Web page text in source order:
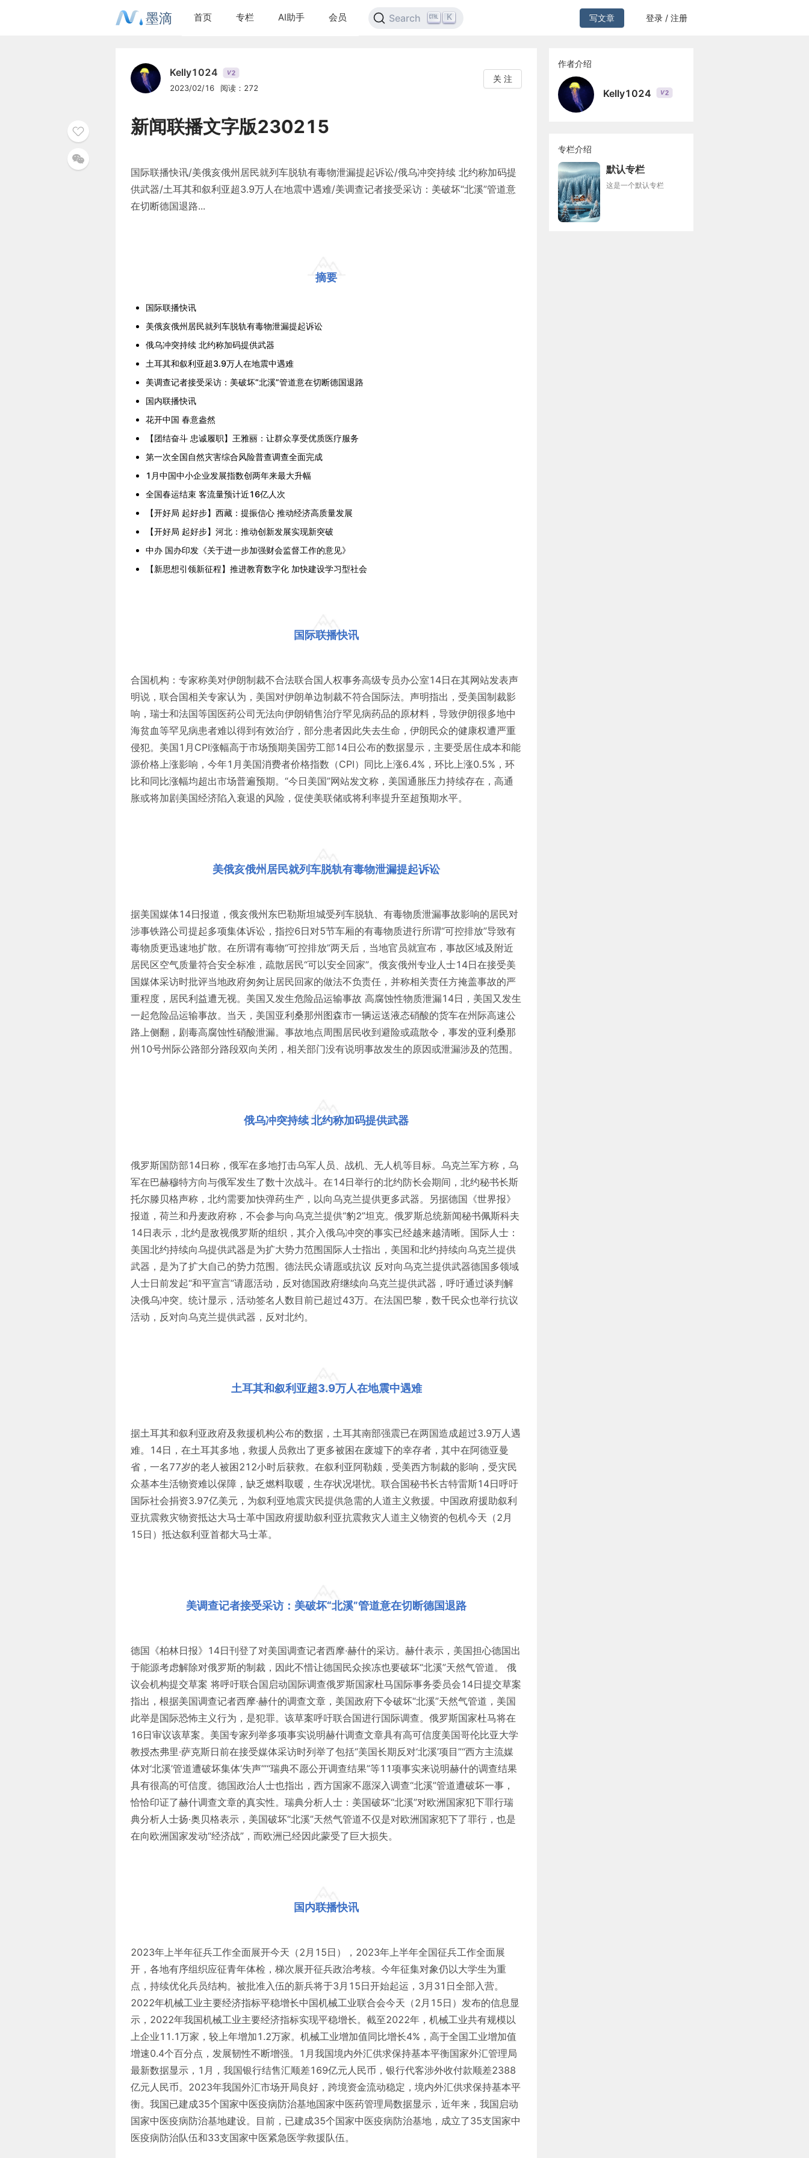
墨滴 首页 专栏 AI助手 会员 Search K 写文章 登录 / 注册
Kelly1024 V2
2023/02/16 阅读：272
关 注
新闻联播文字版230215
国际联播快讯/美俄亥俄州居民就列车脱轨有毒物泄漏提起诉讼/俄乌冲突持续 北约称加码提
供武器/土耳其和叙利亚超3.9万人在地震中遇难/美调查记者接受采访：美破坏“北溪”管道意
在切断德国退路...
摘要
国际联播快讯
美俄亥俄州居民就列车脱轨有毒物泄漏提起诉讼
俄乌冲突持续 北约称加码提供武器
土耳其和叙利亚超3.9万人在地震中遇难
美调查记者接受采访：美破坏“北溪”管道意在切断德国退路
国内联播快讯
花开中国 春意盎然
【团结奋斗 忠诚履职】王雅丽：让群众享受优质医疗服务
第一次全国自然灾害综合风险普查调查全面完成
1月中国中小企业发展指数创两年来最大升幅
全国春运结束 客流量预计近16亿人次
【开好局 起好步】西藏：提振信心 推动经济高质量发展
【开好局 起好步】河北：推动创新发展实现新突破
中办 国办印发《关于进一步加强财会监督工作的意见》
【新思想引领新征程】推进教育数字化 加快建设学习型社会
国际联播快讯
合国机构：专家称美对伊朗制裁不合法联合国人权事务高级专员办公室14日在其网站发表声
明说，联合国相关专家认为，美国对伊朗单边制裁不符合国际法。声明指出，受美国制裁影
响，瑞士和法国等国医药公司无法向伊朗销售治疗罕见病药品的原材料，导致伊朗很多地中
海贫血等罕见病患者难以得到有效治疗，部分患者因此失去生命，伊朗民众的健康权遭严重
侵犯。美国1月CPI涨幅高于市场预期美国劳工部14日公布的数据显示，主要受居住成本和能
源价格上涨影响，今年1月美国消费者价格指数（CPI）同比上涨6.4%，环比上涨0.5%，环
比和同比涨幅均超出市场普遍预期。“今日美国”网站发文称，美国通胀压力持续存在，高通
胀或将加剧美国经济陷入衰退的风险，促使美联储或将利率提升至超预期水平。
美俄亥俄州居民就列车脱轨有毒物泄漏提起诉讼
据美国媒体14日报道，俄亥俄州东巴勒斯坦城受列车脱轨、有毒物质泄漏事故影响的居民对
涉事铁路公司提起多项集体诉讼，指控6日对5节车厢的有毒物质进行所谓“可控排放”导致有
毒物质更迅速地扩散。在所谓有毒物“可控排放”两天后，当地官员就宣布，事故区域及附近
居民区空气质量符合安全标准，疏散居民“可以安全回家”。俄亥俄州专业人士14日在接受美
国媒体采访时批评当地政府匆匆让居民回家的做法不负责任，并称相关责任方掩盖事故的严
重程度，居民利益遭无视。美国又发生危险品运输事故 高腐蚀性物质泄漏14日，美国又发生
一起危险品运输事故。当天，美国亚利桑那州图森市一辆运送液态硝酸的货车在州际高速公
路上侧翻，剧毒高腐蚀性硝酸泄漏。事故地点周围居民收到避险或疏散令，事发的亚利桑那
州10号州际公路部分路段双向关闭，相关部门没有说明事故发生的原因或泄漏涉及的范围。
俄乌冲突持续 北约称加码提供武器
俄罗斯国防部14日称，俄军在多地打击乌军人员、战机、无人机等目标。乌克兰军方称，乌
军在巴赫穆特方向与俄军发生了数十次战斗。在14日举行的北约防长会期间，北约秘书长斯
托尔滕贝格声称，北约需要加快弹药生产，以向乌克兰提供更多武器。另据德国《世界报》
报道，荷兰和丹麦政府称，不会参与向乌克兰提供“豹2”坦克。俄罗斯总统新闻秘书佩斯科夫
14日表示，北约是敌视俄罗斯的组织，其介入俄乌冲突的事实已经越来越清晰。国际人士：
美国北约持续向乌提供武器是为扩大势力范围国际人士指出，美国和北约持续向乌克兰提供
武器，是为了扩大自己的势力范围。德法民众请愿或抗议 反对向乌克兰提供武器德国多领域
人士日前发起“和平宣言”请愿活动，反对德国政府继续向乌克兰提供武器，呼吁通过谈判解
决俄乌冲突。统计显示，活动签名人数目前已超过43万。在法国巴黎，数千民众也举行抗议
活动，反对向乌克兰提供武器，反对北约。
土耳其和叙利亚超3.9万人在地震中遇难
据土耳其和叙利亚政府及救援机构公布的数据，土耳其南部强震已在两国造成超过3.9万人遇
难。14日，在土耳其多地，救援人员救出了更多被困在废墟下的幸存者，其中在阿德亚曼
省，一名77岁的老人被困212小时后获救。在叙利亚阿勒颇，受美西方制裁的影响，受灾民
众基本生活物资难以保障，缺乏燃料取暖，生存状况堪忧。联合国秘书长古特雷斯14日呼吁
国际社会捐资3.97亿美元，为叙利亚地震灾民提供急需的人道主义救援。中国政府援助叙利
亚抗震救灾物资抵达大马士革中国政府援助叙利亚抗震救灾人道主义物资的包机今天（2月
15日）抵达叙利亚首都大马士革。
美调查记者接受采访：美破坏“北溪”管道意在切断德国退路
德国《柏林日报》14日刊登了对美国调查记者西摩·赫什的采访。赫什表示，美国担心德国出
于能源考虑解除对俄罗斯的制裁，因此不惜让德国民众挨冻也要破坏“北溪”天然气管道。 俄
议会机构提交草案 将呼吁联合国启动国际调查俄罗斯国家杜马国际事务委员会14日提交草案
指出，根据美国调查记者西摩·赫什的调查文章，美国政府下令破坏“北溪”天然气管道，美国
此举是国际恐怖主义行为，是犯罪。该草案呼吁联合国进行国际调查。俄罗斯国家杜马将在
16日审议该草案。美国专家列举多项事实说明赫什调查文章具有高可信度美国哥伦比亚大学
教授杰弗里·萨克斯日前在接受媒体采访时列举了包括“美国长期反对‘北溪’项目”“西方主流媒
体对‘北溪’管道遭破坏集体‘失声’”“瑞典不愿公开调查结果”等11项事实来说明赫什的调查结果
具有很高的可信度。德国政治人士也指出，西方国家不愿深入调查“北溪”管道遭破坏一事，
恰恰印证了赫什调查文章的真实性。瑞典分析人士：美国破坏“北溪”对欧洲国家犯下罪行瑞
典分析人士扬·奥贝格表示，美国破坏“北溪”天然气管道不仅是对欧洲国家犯下了罪行，也是
在向欧洲国家发动“经济战”，而欧洲已经因此蒙受了巨大损失。
国内联播快讯
2023年上半年征兵工作全面展开今天（2月15日），2023年上半年全国征兵工作全面展
开，各地有序组织应征青年体检，梯次展开征兵政治考核。今年征集对象仍以大学生为重
点，持续优化兵员结构。被批准入伍的新兵将于3月15日开始起运，3月31日全部入营。
2022年机械工业主要经济指标平稳增长中国机械工业联合会今天（2月15日）发布的信息显
示，2022年我国机械工业主要经济指标实现平稳增长。截至2022年，机械工业共有规模以
上企业11.1万家，较上年增加1.2万家。机械工业增加值同比增长4%，高于全国工业增加值
增速0.4个百分点，发展韧性不断增强。1月我国境内外汇供求保持基本平衡国家外汇管理局
最新数据显示，1月，我国银行结售汇顺差169亿元人民币，银行代客涉外收付款顺差2388
亿元人民币。2023年我国外汇市场开局良好，跨境资金流动稳定，境内外汇供求保持基本平
衡。我国已建成35个国家中医疫病防治基地国家中医药管理局数据显示，近年来，我国启动
国家中医疫病防治基地建设。目前，已建成35个国家中医疫病防治基地，成立了35支国家中
医疫病防治队伍和33支国家中医紧急医学救援队伍。
作者介绍
Kelly1024 V2
专栏介绍
默认专栏
这是一个默认专栏